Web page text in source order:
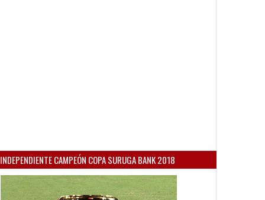
INDEPENDIENTE CAMPEÓN COPA SURUGA BANK 2018